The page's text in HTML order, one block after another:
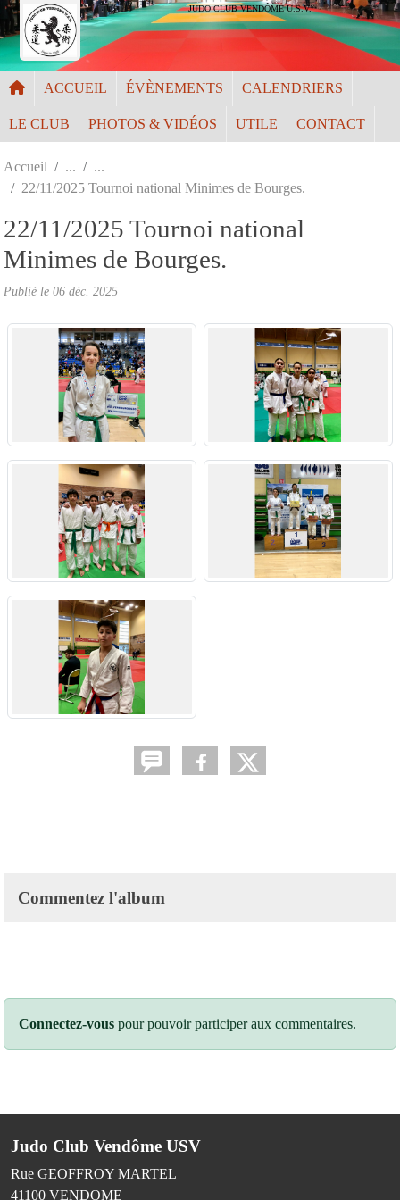
JUDO CLUB VENDÔME U.S.V.
ACCUEIL ÉVÈNEMENTS CALENDRIERS
LE CLUB PHOTOS & VIDÉOS UTILE CONTACT
Accueil
22/11/2025 Tournoi national Minimes de Bourges.
22/11/2025 Tournoi national
Minimes de Bourges.
Publié le 06 déc. 2025
Commentez l'album
Connectez-vous pour pouvoir participer aux commentaires.
Judo Club Vendôme USV
Rue GEOFFROY MARTEL
41100 VENDOME
Panneau de gestion des cookies